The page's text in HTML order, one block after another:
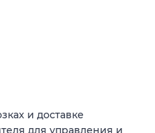
и доставке
для управления и